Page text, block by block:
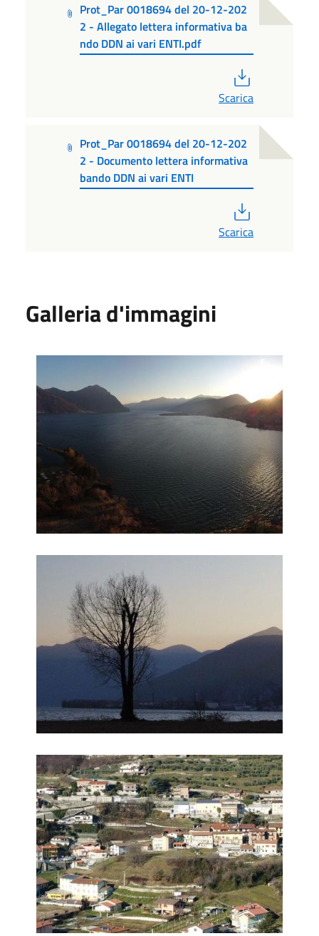
Prot_Par 0018694 del 20-12-202
2 - Allegato lettera informativa ba
ndo DDN ai vari ENTI.pdf
Scarica
Prot_Par 0018694 del 20-12-202
2 - Documento lettera informativa
bando DDN ai vari ENTI
Scarica
Galleria d'immagini
Foto 3